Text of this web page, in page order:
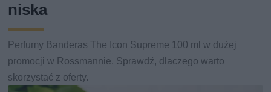
niska
Perfumy Banderas The Icon Supreme 100 ml w dużej
promocji w Rossmannie. Sprawdź, dlaczego warto
skorzystać z oferty.